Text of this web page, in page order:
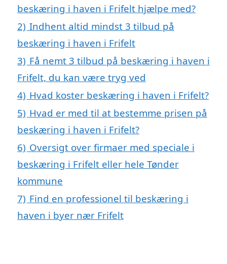
beskæring i haven i Frifelt hjælpe med?
2) Indhent altid mindst 3 tilbud på
beskæring i haven i Frifelt
3) Få nemt 3 tilbud på beskæring i haven i
Frifelt, du kan være tryg ved
4) Hvad koster beskæring i haven i Frifelt?
5) Hvad er med til at bestemme prisen på
beskæring i haven i Frifelt?
6) Oversigt over firmaer med speciale i
beskæring i Frifelt eller hele Tønder
kommune
7) Find en professionel til beskæring i
haven i byer nær Frifelt